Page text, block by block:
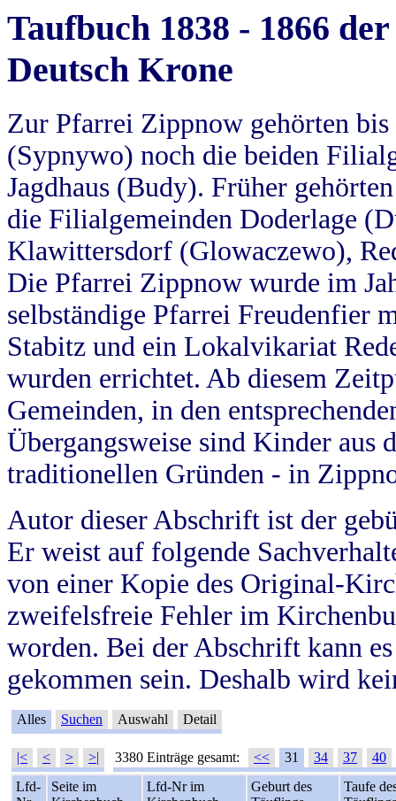
Taufbuch 1838 - 1866
Deutsch Krone
Zur Pfarrei Zippnow gehörten
(Sypnywo) noch die beiden
Jagdhaus (Budy). Früher
die Filialgemeinden Doderlage
Klawittersdorf (Glowaczewo),
Die Pfarrei Zippnow wurde im
selbständige Pfarrei Freudenfier
Stabitz und ein Lokalvikariat
wurden errichtet. Ab diesem
Gemeinden, in den
Übergangsweise sind Kinder aus
traditionellen Gründen - in
Autor dieser Abschrift ist der
Er weist auf folgende
von einer Kopie des Original-
zweifelsfreie Fehler im
worden. Bei der Abschrift kann
gekommen sein. Deshalb wird
Alles Suchen Auswahl Detail
|< < > >| 3380 Einträge gesamt: << 31 34 37
40
Lfd-
Seite im
Lfd-Nr im
Geburt des
Taufe